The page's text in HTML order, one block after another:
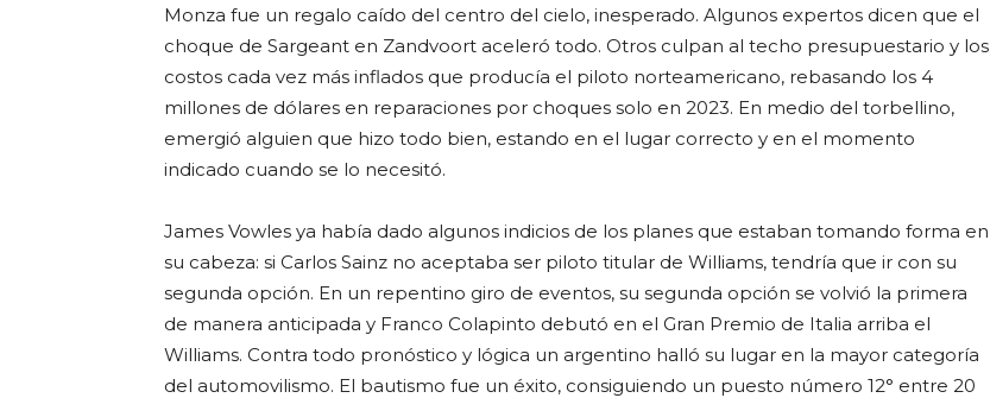
Monza fue un regalo caído del centro del cielo, inesperado. Algunos expertos dicen que el
choque de Sargeant en Zandvoort aceleró todo. Otros culpan al techo presupuestario y los
costos cada vez más inflados que producía el piloto norteamericano, rebasando los 4
millones de dólares en reparaciones por choques solo en 2023. En medio del torbellino,
emergió alguien que hizo todo bien, estando en el lugar correcto y en el momento
indicado cuando se lo necesitó.
James Vowles ya había dado algunos indicios de los planes que estaban tomando forma en
su cabeza: si Carlos Sainz no aceptaba ser piloto titular de Williams, tendría que ir con su
segunda opción. En un repentino giro de eventos, su segunda opción se volvió la primera
de manera anticipada y Franco Colapinto debutó en el Gran Premio de Italia arriba el
Williams. Contra todo pronóstico y lógica un argentino halló su lugar en la mayor categoría
del automovilismo. El bautismo fue un éxito, consiguiendo un puesto número 12° entre 20